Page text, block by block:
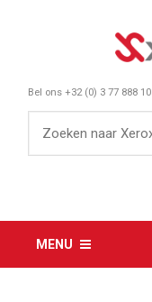
Bel ons +32 (0) 3 77 888 10
MENU